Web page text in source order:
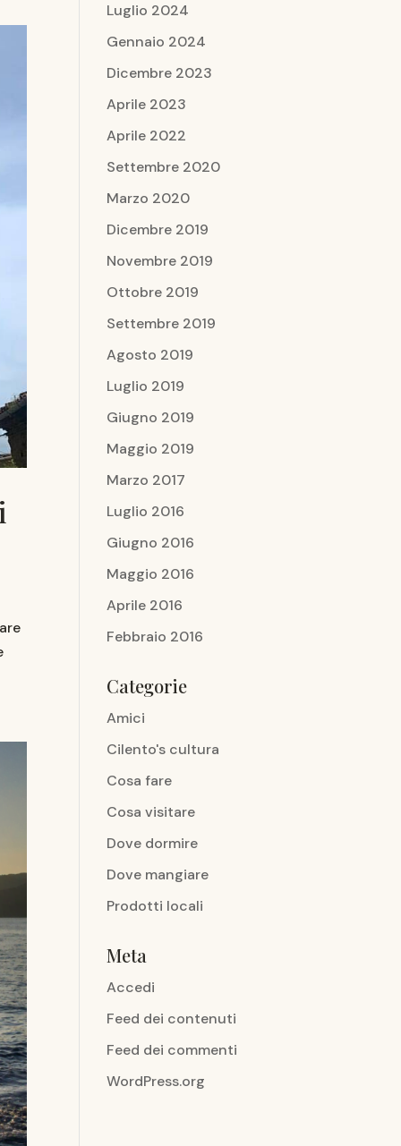
Luglio 2024
Gennaio 2024
Dicembre 2023
Aprile 2023
Aprile 2022
Settembre 2020
Marzo 2020
Dicembre 2019
Novembre 2019
Ottobre 2019
Settembre 2019
Agosto 2019
Luglio 2019
Giugno 2019
Maggio 2019
Marzo 2017
Luglio 2016
Giugno 2016
Maggio 2016
Aprile 2016
Febbraio 2016
Categorie
Amici
Cilento's cultura
Cosa fare
Cosa visitare
Dove dormire
Dove mangiare
Prodotti locali
Meta
Accedi
Feed dei contenuti
Feed dei commenti
WordPress.org